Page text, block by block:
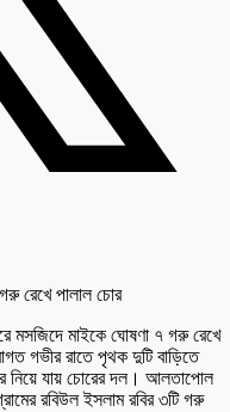
মসজিদে মাইকে ঘোষণা ৭ গরু রেখে
গভীর রাতে পৃথক দুটি বাড়িতে
নিয়ে যায় চোরের দল। আলতাপোল
রবিউল ইসলাম রবির ৩টি গরু